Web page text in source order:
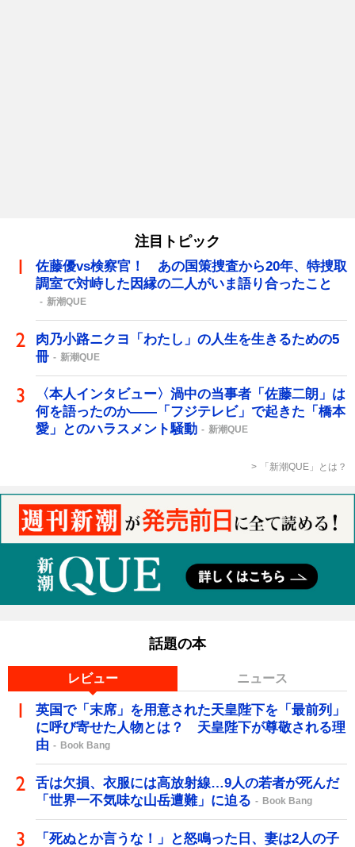
注目トピック
佐藤優vs検察官！ あの国策捜査から20年、特捜取
調室で対峙した因縁の二人がいま語り合ったこと
新潮QUE
肉乃小路ニクヨ「わたし」の人生を生きるための5
冊
新潮QUE
〈本人インタビュー〉渦中の当事者「佐藤二朗」は
何を語ったのか――「フジテレビ」で起きた「橋本
愛」とのハラスメント騒動
新潮QUE
「新潮QUE」とは？
話題の本
レビュー ニュース
英国で「末席」を用意された天皇陛下を「最前列」
に呼び寄せた人物とは？ 天皇陛下が尊敬される理
由
Book Bang
舌は欠損、衣服には高放射線…9人の若者が死んだ
「世界一不気味な山岳遭難」に迫る
Book Bang
「死ぬとか言うな！」と怒鳴った日、妻は2人の子